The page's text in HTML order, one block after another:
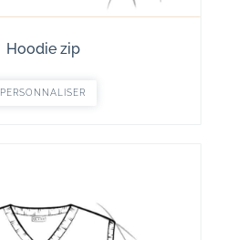
Hoodie zip
PERSONNALISER